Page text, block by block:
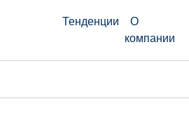
Тенденции
О
компании